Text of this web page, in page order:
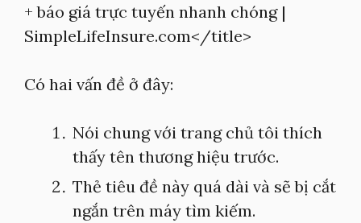
+ báo giá trực tuyến nhanh chóng |
SimpleLifeInsure.com</title>
Có hai vấn đề ở đây:
Nói chung với trang chủ tôi thích
thấy tên thương hiệu trước.
Thẻ tiêu đề này quá dài và sẽ bị cắt
ngắn trên máy tìm kiếm.